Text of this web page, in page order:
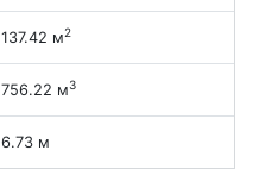
137.42 м2
756.22 м3
6.73 м